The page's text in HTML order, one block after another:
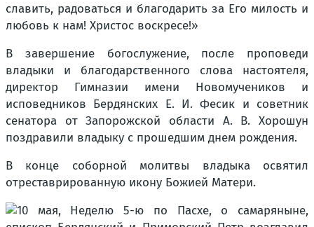
славить, радоваться и благодарить за Его милость и
любовь к нам! Христос воскресе!»
В завершение богослужение, после проповеди
владыки и благодарственного слова настоятеля,
директор Гимназии имени Новомучеников и
исповедников Бердянских Е. И. Фесик и советник
сенатора от Запорожской области А. В. Хорошун
поздравили владыку с прошедшим днем рождения.
В конце соборной молитвы владыка освятил
отреставрированную икону Божией Матери.